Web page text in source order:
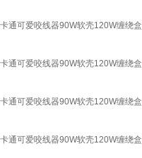
可爱咬线器90W软壳120W缠绕
可爱咬线器90W软壳120W缠绕
可爱咬线器90W软壳120W缠绕
可爱咬线器90W软壳120W缠绕